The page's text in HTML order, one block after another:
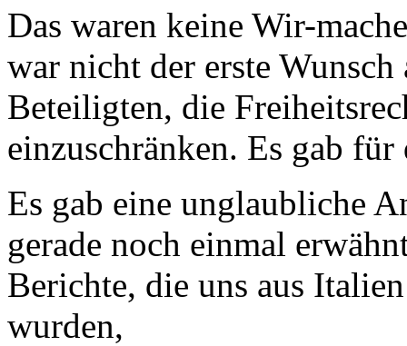
Das waren keine Wir-
war nicht der erste
Beteiligten, die
einzuschränken. Es gab
Es gab eine unglaubliche
gerade noch einmal
Berichte, die uns aus
wurden,